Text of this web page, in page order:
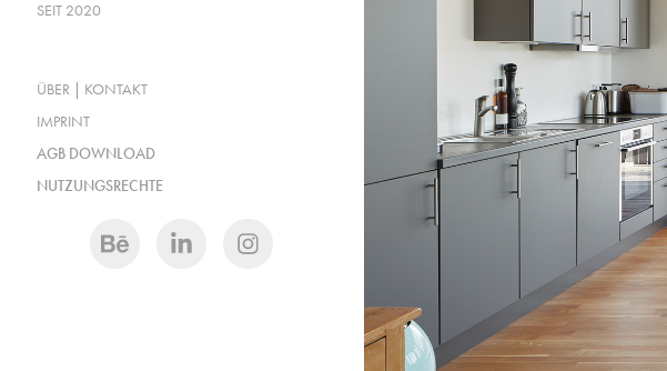
SEIT 2020
ÜBER | KONTAKT
IMPRINT
AGB DOWNLOAD
NUTZUNGSRECHTE